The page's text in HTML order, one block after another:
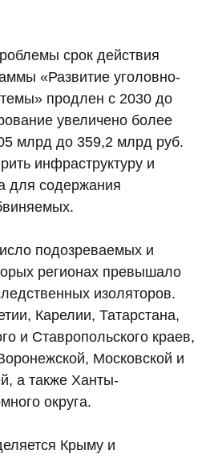
срок действия
«Развитие уголовно-
продлен с 2030 до
увеличено более
млрд до 359,2 млрд руб.
инфраструктуру и
для содержания
подозреваемых и
регионах превышало
изоляторов.
Карелии, Татарстана,
и Ставропольского краев,
Московской и
а также Ханты-
округа.
Крыму и